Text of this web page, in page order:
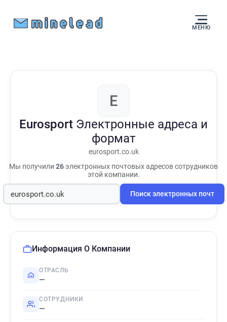
МЕНЮ
E
Eurosport Электронные адреса и
формат
eurosport.co.uk
Мы получили 26электронных почтовых адресов сотрудников
этой компании.
Поиск электронных почт
Информация О Компании
ОТРАСЛЬ
—
СОТРУДНИКИ
—